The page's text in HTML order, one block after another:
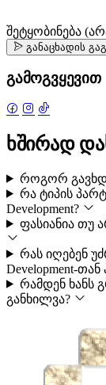
შეტყობინება
განაცხადის
გამოგვყევით
ხშირად
როგორ
რა ტიპის
Development?
ფასიანია თუ
რას იღებენ
Development-
რამდენ ხანს
განხილვა?